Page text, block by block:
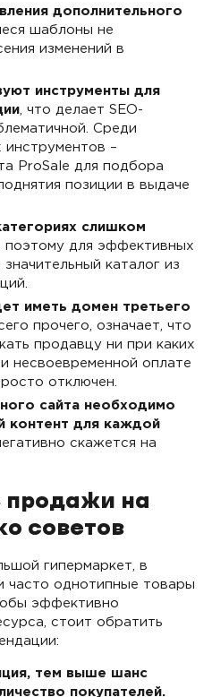
дополнительного
шаблоны не
изменений в
инструменты для
, что делает SEO-
Среди
–
ProSale для подбора
позиции в выдаче
слишком
, поэтому для эффективных
каталог из
иметь домен третьего
прочего, означает, что
продавцу ни при каких
несвоевременной оплате
отключен.
сайта необходимо
контент для каждой
скажется на
продажи на
советов
гипермаркет, в
часто однотипные товары
эффективно
стоит обратить
тем выше шанс
покупателей.